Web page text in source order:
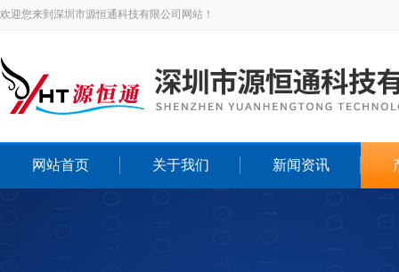
欢迎您来到深圳市源恒通科技有限公司网站！
网站首页 关于我们 新闻资讯